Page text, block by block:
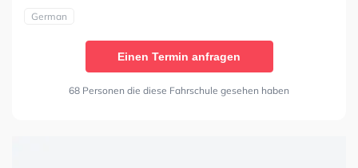
German
Einen Termin anfragen
68 Personen die diese Fahrschule gesehen haben